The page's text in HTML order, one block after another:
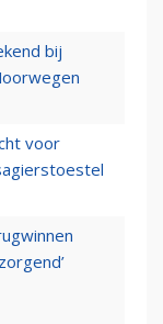
bij
voor